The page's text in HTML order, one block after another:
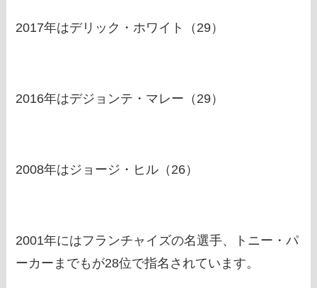
2017年はデリック・ホワイト（29）
2016年はデジョンテ・マレー（29）
2008年はジョージ・ヒル（26）
2001年にはフランチャイズの名選手、トニー・パ
ーカーまでもが28位で指名されています。